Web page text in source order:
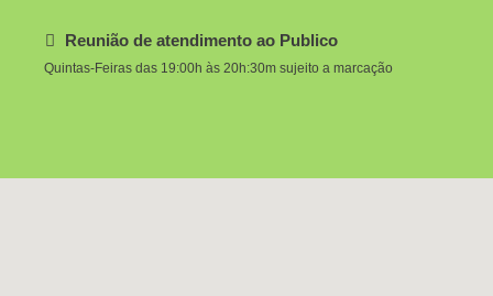
Reunião de atendimento ao Publico
Quintas-Feiras das 19:00h às 20h:30m sujeito a marcação